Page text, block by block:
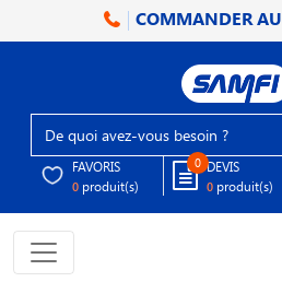
COMMANDER AU
FAVORIS
0 produit(s)
0 DEVIS
0 produit(s)